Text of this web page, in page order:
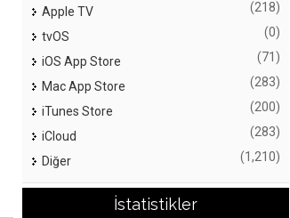
Apple TV (218)
tvOS (0)
iOS App Store (71)
Mac App Store (283)
iTunes Store (200)
iCloud (283)
Diğer (1,210)
İstatistikler